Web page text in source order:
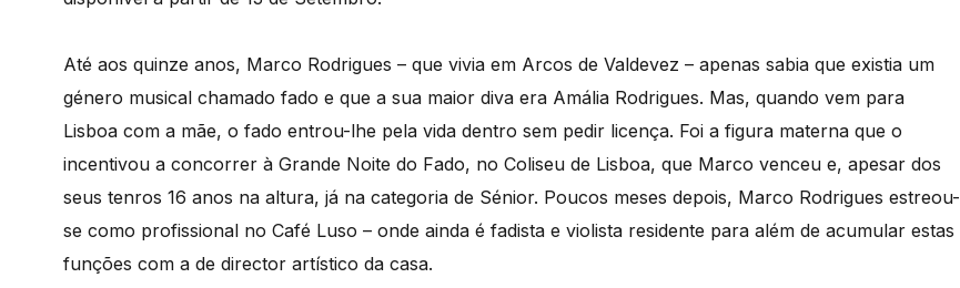
Até aos quinze anos, Marco Rodrigues – que vivia em Arcos de Valdevez – apenas sabia que existia um
género musical chamado fado e que a sua maior diva era Amália Rodrigues. Mas, quando vem para
Lisboa com a mãe, o fado entrou-lhe pela vida dentro sem pedir licença. Foi a figura materna que o
incentivou a concorrer à Grande Noite do Fado, no Coliseu de Lisboa, que Marco venceu e, apesar dos
seus tenros 16 anos na altura, já na categoria de Sénior. Poucos meses depois, Marco Rodrigues estreou-
se como profissional no Café Luso – onde ainda é fadista e violista residente para além de acumular estas
funções com a de director artístico da casa.